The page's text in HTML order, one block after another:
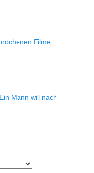
Filme
Mann will nach